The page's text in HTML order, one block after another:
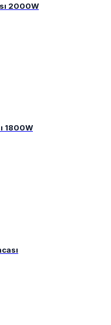
2000W
1800W